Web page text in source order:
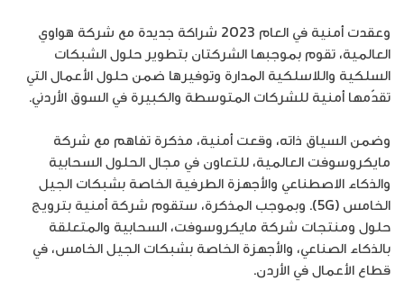
وعقدت أمنية في العام 2023 شراكة جديدة مع شركة هواوي
العالمية، تقوم بموجبها الشركتان بتطوير حلول الشبكات
السلكية واللاسلكية المدارة وتوفيرها ضمن حلول الأعمال التي
تقدّمها أمنية للشركات المتوسطة والكبيرة في السوق الأردني.
وضمن السياق ذاته، وقعت أمنية، مذكرة تفاهم مع شركة
مايكروسوفت العالمية، للتعاون في مجال الحلول السحابية
والذكاء الاصطناعي والأجهزة الطرفية الخاصة بشبكات الجيل
الخامس (5G). وبموجب المذكرة، ستقوم شركة أمنية بترويج
حلول ومنتجات شركة مايكروسوفت، السحابية والمتعلقة
بالذكاء الصناعي، والأجهزة الخاصة بشبكات الجيل الخامس، في
قطاع الأعمال في الأردن.